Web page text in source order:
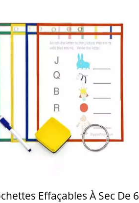
Effaçables À Sec De 6